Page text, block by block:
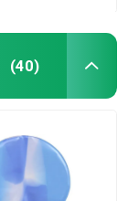
(40)